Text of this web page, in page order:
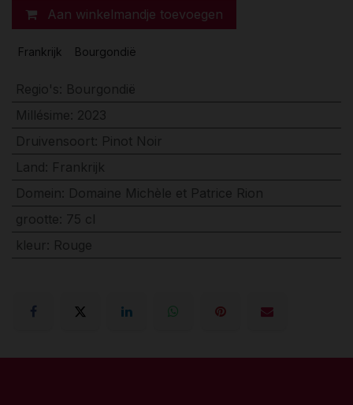
Aan winkelmandje toevoegen
Frankrijk Bourgondië
Regio's Bourgondië
Millésime 2023
Druivensoort: Pinot Noir
Land Frankrijk
Domein Domaine Michèle et Patrice Rion
grootte 75 cl
kleur Rouge